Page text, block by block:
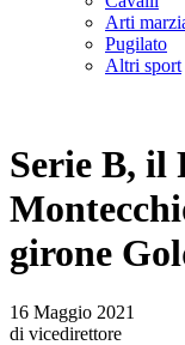
Arti
Pugilato
Altri sport
Serie B, il
girone
16 Maggio 2021
di vicedirettore